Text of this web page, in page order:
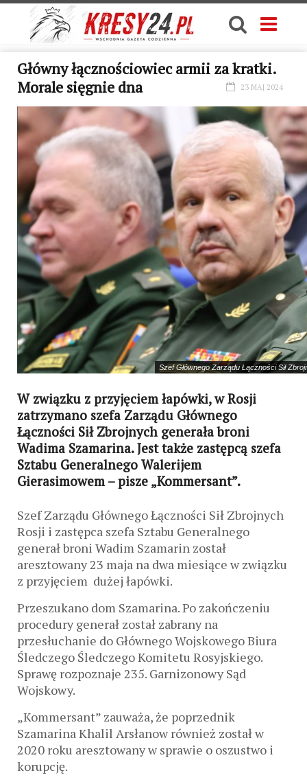
Główny łącznościowiec armii za kratki.
Morale sięgnie dna
23 MAJ 2024
Szef Głównego Zarządu Łączności Sił
W związku z przyjęciem łapówki, w Rosji
zatrzymano szefa Zarządu Głównego
Łączności Sił Zbrojnych generała broni
Wadima Szamarina. Jest także zastępcą szefa
Sztabu Generalnego Walerijem
Gierasimowem – pisze „Kommersant”.
Szef Zarządu Głównego Łączności Sił Zbrojnych
Rosji i zastępca szefa Sztabu Generalnego
generał broni Wadim Szamarin został
aresztowany 23 maja na dwa miesiące w związku
z przyjęciem dużej łapówki.
Przeszukano dom Szamarina. Po zakończeniu
procedury generał został zabrany na
przesłuchanie do Głównego Wojskowego Biura
Śledczego Śledczego Komitetu Rosyjskiego.
Sprawę rozpoznaje 235. Garnizonowy Sąd
Wojskowy.
„Kommersant” zauważa, że ​​poprzednik
Szamarina Khalil Arsłanow również został w
2020 roku aresztowany w sprawie o oszustwo i
korupcję.